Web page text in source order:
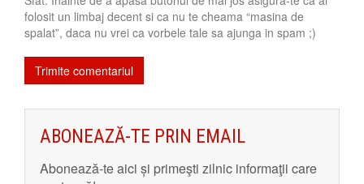
folosit un limbaj decent si ca nu te cheama “masina de
spalat”, daca nu vrei ca vorbele tale sa ajunga in spam ;)
ABONEAZĂ-TE PRIN EMAIL
Abonează-te aici și primeşti zilnic informaţii care